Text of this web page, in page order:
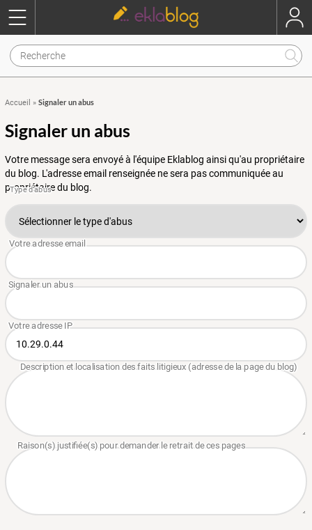
Accueil » Signaler un abus
Signaler un abus
Votre message sera envoyé à l'équipe Eklablog ainsi qu'au propriétaire
du blog. L'adresse email renseignée ne sera pas communiquée au
propriétaire du blog.